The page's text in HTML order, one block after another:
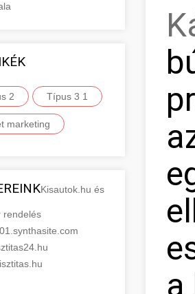
2 Típus 3 1
marketing
Kisautok.hu és
rendelés
a